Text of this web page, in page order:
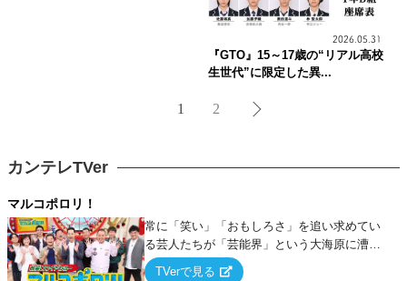
2026.05.31
『GTO』15～17歳の“リアル高校
生世代”に限定した異...
1 2
カンテレTVer
マルコポロリ！
常に「笑い」「おもしろさ」を追い求めてい
る芸人たちが「芸能界」という大海原に漕ぎ
出でて、新たなオモシロ人間を発掘する！
TVerで見る